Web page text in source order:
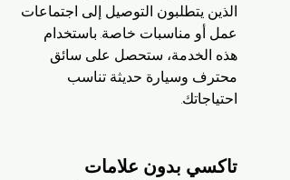
الذين يتطلبون التوصيل إلى اجتماعات
عمل أو مناسبات خاصة. باستخدام
هذه الخدمة، ستحصل على سائق
محترف وسيارة حديثة تناسب
احتياجاتك.
تاكسي بدون علامات